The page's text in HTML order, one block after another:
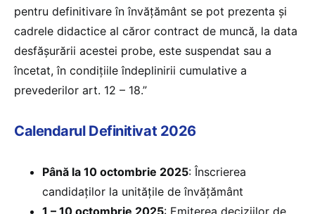
pentru definitivare în învăţământ se pot prezenta şi
cadrele didactice al căror contract de muncă, la data
desfăşurării acestei probe, este suspendat sau a
încetat, în condiţiile îndeplinirii cumulative a
prevederilor art. 12 – 18.”
Calendarul Definitivat 2026
Până la 10 octombrie 2025: Înscrierea
candidaților la unitățile de învățământ